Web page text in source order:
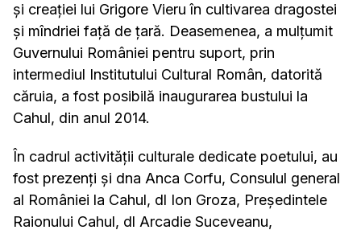
și creației lui Grigore Vieru în cultivarea dragostei
și mîndriei față de țară. Deasemenea, a mulțumit
Guvernului României pentru suport, prin
intermediul Institutului Cultural Român, datorită
căruia, a fost posibilă inaugurarea bustului la
Cahul, din anul 2014.
În cadrul activității culturale dedicate poetului, au
fost prezenți și dna Anca Corfu, Consulul general
al României la Cahul, dl Ion Groza, Președintele
Raionului Cahul, dl Arcadie Suceveanu,